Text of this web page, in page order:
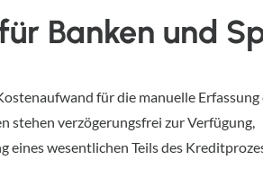
Banken und
für die manuelle
stehen verzögerungsfrei zur Verfügung,
eines wesentlichen Teils des